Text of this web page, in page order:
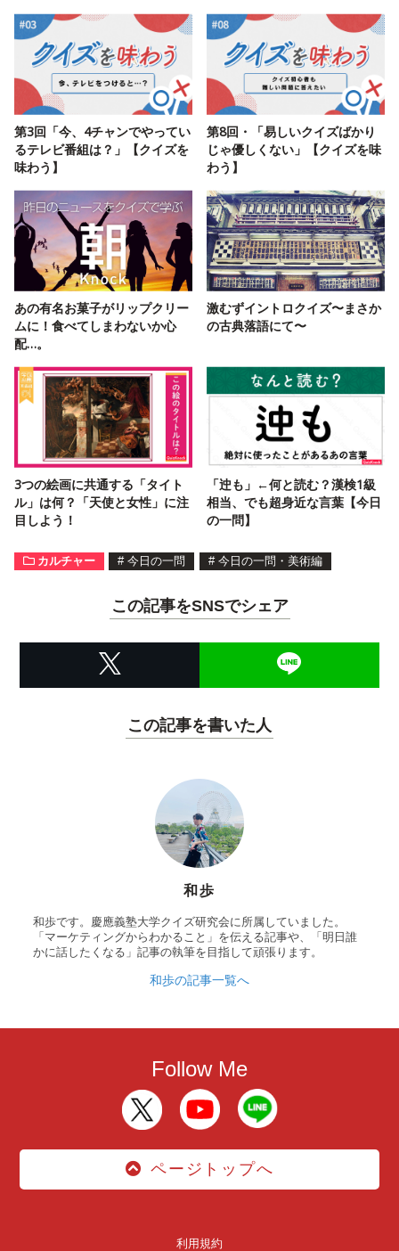
第3回「今、4チャンでやってい
るテレビ番組は？」【クイズを
味わう】
第8回・「易しいクイズばかり
じゃ優しくない」【クイズを味
わう】
あの有名お菓子がリップクリー
ムに！食べてしまわないか心
配…。
激むずイントロクイズ〜まさか
の古典落語にて〜
3つの絵画に共通する「タイト
ル」は何？「天使と女性」に注
目しよう！
「迚も」←何と読む？漢検1級
相当、でも超身近な言葉【今日
の一問】
カルチャー # 今日の一問 # 今日の一問・美術編
この記事をSNSでシェア
この記事を書いた人
和歩
和歩です。慶應義塾大学クイズ研究会に所属していました。
「マーケティングからわかること」を伝える記事や、「明日誰
かに話したくなる」記事の執筆を目指して頑張ります。
和歩の記事一覧へ
Follow Me
ページトップへ
利用規約